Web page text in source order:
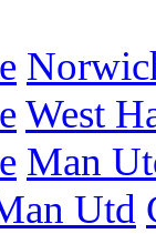
West
Man
Utd